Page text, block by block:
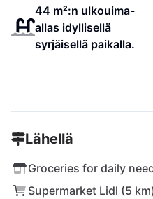
44 m²:n ulkouima-
allas idyllisellä
syrjäisellä paikalla.
Lähellä
Groceries for daily
Supermarket Lidl (5